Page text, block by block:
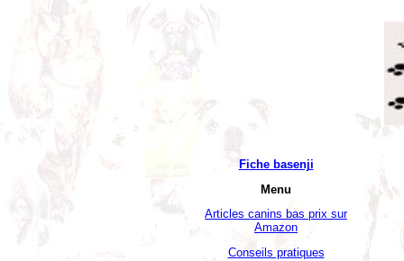
Fiche basenji
Menu
Articles canins bas prix sur
Amazon
Conseils pratiques